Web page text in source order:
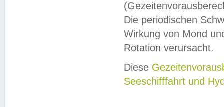
Die periodischen
Wirkung von Mond
Rotation verursacht.
Diese
Seeschifffahrt und